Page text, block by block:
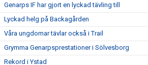
Genarps IF har gjort en lyckad tävling till
Lyckad helg på Backagården
Våra ungdomar tävlar också i Trail
Grymma Genarpsprestationer i Sölvesborg
Rekord i Ystad